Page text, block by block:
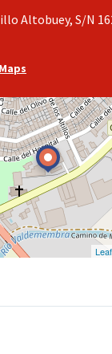
Altobuey, S/N